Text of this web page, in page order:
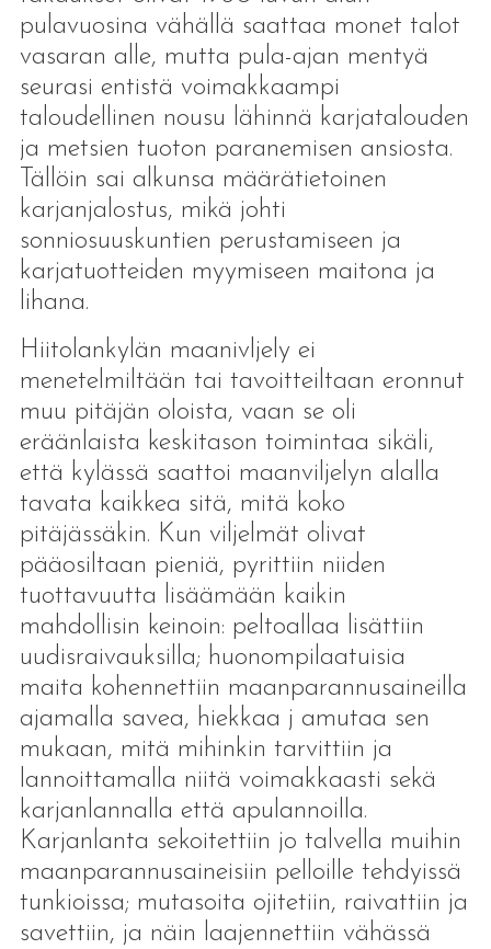
pulavuosina vähällä saattaa monet talot
vasaran alle, mutta pula-ajan mentyä
seurasi entistä voimakkaampi
taloudellinen nousu lähinnä karjatalouden
ja metsien tuoton paranemisen ansiosta.
Tällöin sai alkunsa määrätietoinen
karjanjalostus, mikä johti
sonniosuuskuntien perustamiseen ja
karjatuotteiden myymiseen maitona ja
lihana.
Hiitolankylän maanivljely ei
menetelmiltään tai tavoitteiltaan eronnut
muu pitäjän oloista, vaan se oli
eräänlaista keskitason toimintaa sikäli,
että kylässä saattoi maanviljelyn alalla
tavata kaikkea sitä, mitä koko
pitäjässäkin. Kun viljelmät olivat
pääosiltaan pieniä, pyrittiin niiden
tuottavuutta lisäämään kaikin
mahdollisin keinoin: peltoallaa lisättiin
uudisraivauksilla; huonompilaatuisia
maita kohennettiin maanparannusaineilla
ajamalla savea, hiekkaa j amutaa sen
mukaan, mitä mihinkin tarvittiin ja
lannoittamalla niitä voimakkaasti sekä
karjanlannalla että apulannoilla.
Karjanlanta sekoitettiin jo talvella muihin
maanparannusaineisiin pelloille tehdyissä
tunkioissa; mutasoita ojitetiin, raivattiin ja
savettiin, ja näin laajennettiin vähässä